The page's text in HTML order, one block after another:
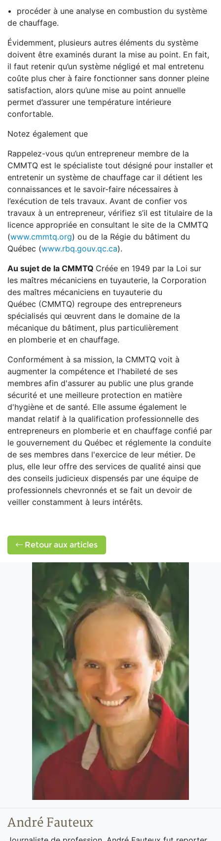
• procéder à une analyse en combustion du système
de chauffage.
Évidemment, plusieurs autres éléments du système
doivent être examinés durant la mise au point. En fait,
il faut retenir qu’un système négligé et mal entretenu
coûte plus cher à faire fonctionner sans donner pleine
satisfaction, alors qu’une mise au point annuelle
permet d’assurer une température intérieure
confortable.
Notez également que
Rappelez-vous qu’un entrepreneur membre de la
CMMTQ est le spécialiste tout désigné pour installer et
entretenir un système de chauffage car il détient les
connaissances et le savoir-faire nécessaires à
l’exécution de tels travaux. Avant de confier vos
travaux à un entrepreneur, vérifiez s’il est titulaire de la
licence appropriée en consultant le site de la CMMTQ
(www.cmmtq.org) ou de la Régie du bâtiment du
Québec (www.rbq.gouv.qc.ca).
Au sujet de la CMMTQ Créée en 1949 par la Loi sur
les maîtres mécaniciens en tuyauterie, la Corporation
des maîtres mécaniciens en tuyauterie du
Québec (CMMTQ) regroupe des entrepreneurs
spécialisés qui œuvrent dans le domaine de la
mécanique du bâtiment, plus particulièrement
en plomberie et en chauffage.
Conformément à sa mission, la CMMTQ voit à
augmenter la compétence et l'habileté de ses
membres afin d'assurer au public une plus grande
sécurité et une meilleure protection en matière
d'hygiène et de santé. Elle assume également le
mandat relatif à la qualification professionnelle des
entrepreneurs en plomberie et en chauffage confié par
le gouvernement du Québec et réglemente la conduite
de ses membres dans l'exercice de leur métier. De
plus, elle leur offre des services de qualité ainsi que
des conseils judicieux dispensés par une équipe de
professionnels chevronnés et se fait un devoir de
veiller constamment à leurs intérêts.
Retour aux articles
André Fauteux